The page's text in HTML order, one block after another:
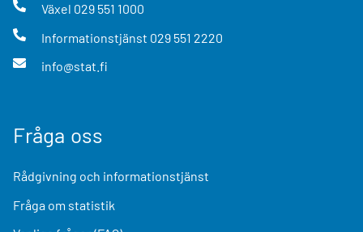
Växel 029 551 1000
Informationstjänst 029 551 2220
info@stat.fi
Fråga oss
Rådgivning och informationstjänst
Fråga om statistik